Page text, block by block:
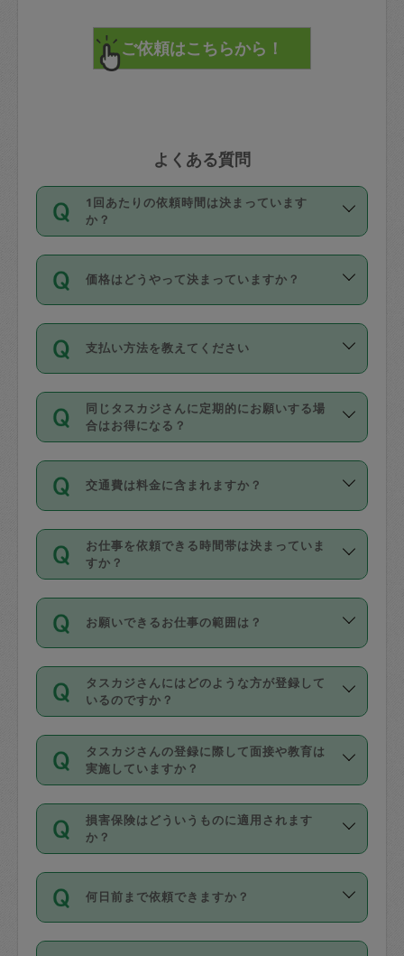
よくある質問
1回あたりの依頼時間は決まっています
か？
依頼1回につき3時間固定です。3時間を
超えて依頼したい場合は、延長機能をご
利用ください。機能をご利用いただくに
の上事前申請することが必要です。な
お、3時間を下回っても、値引き等はござ
いません。
価格はどうやって決まっていますか？
11種類の価格帯の中からタスカジさん自
身が価格を選んで設定しています。
タスカジさんの価格設定には最初は制限
があり、レビュー件数、レビューの平均
値、などで除々に設定可能な最高額が上
がっていく仕組みになっています。
支払い方法を教えてください
お支払方法はクレジットカード（Visa／
Master／JCB／AMERICAN EXPRESS／
Diners Club）のみとなります。
を行う際にご入力ください。プロフィー
ル登録時にはご入力いただかなくても大
丈夫です。
デビットカード・プリペイドカード（Vプ
リカ、au WALLETなど）は支払にはご利
銀行振込や現金払いも対応していませ
なお、タスカジさんの交通費も、依頼料
金のご請求と合わせてお支払いとなりま
動計算で表示されます。
同じタスカジさんに定期的にお願いする場
合はお得になる？
依頼には「スポット」と「定期（毎週｜
隔週）」があり、「定期」の依頼は「ス
ポット」よりお得な料金でご利用できま
す。
定期の最低利用回数は設けていない代わ
りに、一定数を超えたキャンセルは有償
（例：毎週定期の場合は３回以上のキャ
ンセルが有償（1200円、隔週定期の場合
は２回以上のキャンセルが有償（1200
交通費は料金に含まれますか？
交通費は依頼料金とは別途発生し、依頼
料金のご請求と合わせてお支払いとなり
ます。交通費の金額は「依頼の詳細」に
お仕事を依頼できる時間帯は決まっていま
すか？
時間帯は3種類あります。いずれも１回あ
たり３時間です。
・ＡＭ ９時～１２時
・ＰＭ １３時～１６時
・夜 １８時～２１時
開始時間を２時間前後変更することが可
能です。依頼送信後、個別にタスカジさ
んにメッセージを送り調整してくださ
い。ただし、２時間を越えての調整はで
時間も被らない場合、損害保険の対象外
お願いできるお仕事の範囲は？
掃除、整理収納、洗濯、買い物、料理、
作り置きです。タスカジさんによってで
きる仕事の範囲が異なりますので、依頼
する前にタスカジさんのプロフィールで
確認してください。
基本的に、高所での作業や危険作業、屋
外での作業は対象外です。
タスカジさんにはどのような方が登録して
いるのですか？
主婦として長年の家事経験をお持ちの
方、栄養士・調理師といった資格者で保
育園や学校の給食やレストランで料理関
係の専門職に従事されていた方、日本で
すでにハウスキーパーや英語の先生とし
てお仕事をしているフィリピン出身の
社員など様々なバックグラウンドの方が
登録しています。
タスカジさんの登録に際して面接や教育は
実施していますか？
応募の際に、各自事務局との面接と説明
を行っています。その後、身分証明書の
写真提出をしていただいています。外国
確認しています。タスカジさんトレーニ
ング動画を使ったセルフトレーニングの
損害保険はどういうものに適用されます
か？
依頼者とタスカジさんとの間でタスカジ
を通して成立した作業時間内での作業に
適用されます。作業範囲は、掃除、洗
何日前まで依頼できますか？
ご依頼は、現在を起点に3日後（72時間